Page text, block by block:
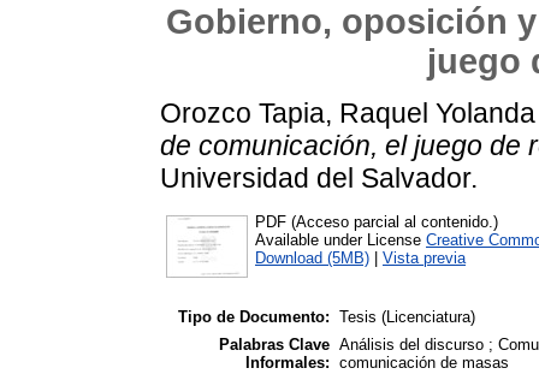
Gobierno, oposición
juego
Orozco Tapia, Raquel Yolanda
de comunicación, el juego de
Universidad del Salvador.
PDF (Acceso parcial al contenido.)
Available under License Creative
Download (5MB)
Vista previa
Tipo de Documento: Tesis (Licenciatura)
Palabras Clave
Informales:
Análisis del discurso ;
comunicación de masas